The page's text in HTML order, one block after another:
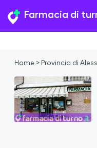
Farmacia di
Home > Provincia di